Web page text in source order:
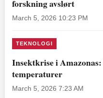
forskning avslørt
March 5, 2026 10:23 PM
TEKNOLOGI
Insektkrise i
temperaturer
March 5, 2026 7:23 AM